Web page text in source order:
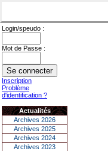
Login/speudo :
Mot de Passe :
Inscription
Problème
d'identification ?
Actualités
Archives 2026
Archives 2025
Archives 2024
Archives 2023